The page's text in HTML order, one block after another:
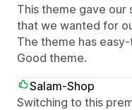
This theme gave our
that we wanted for
The theme has
Good theme.
Salam-Shop
Switching to this